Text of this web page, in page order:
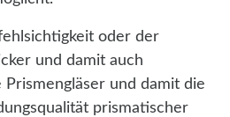
oder der
und damit auch
und damit die
prismatischer